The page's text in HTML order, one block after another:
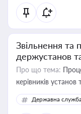
Звільнення та
держустанов
Про що тема:
керівників
Державна